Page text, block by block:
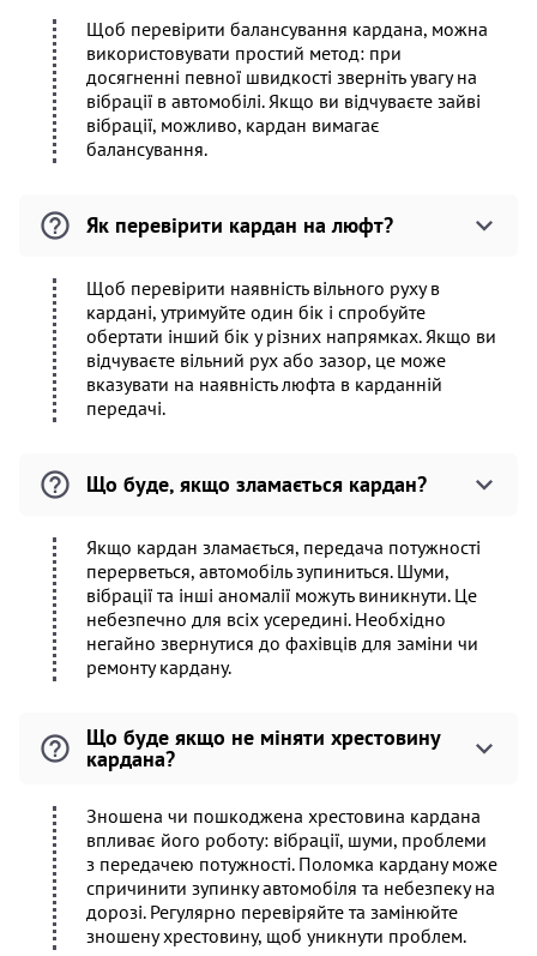
Щоб перевірити балансування кардана, можна
використовувати простий метод: при
досягненні певної швидкості зверніть увагу на
вібрації в автомобілі. Якщо ви відчуваєте зайві
вібрації, можливо, кардан вимагає
балансування.
Як перевірити кардан на люфт?
Щоб перевірити наявність вільного руху в
кардані, утримуйте один бік і спробуйте
обертати інший бік у різних напрямках. Якщо ви
відчуваєте вільний рух або зазор, це може
вказувати на наявність люфта в карданній
передачі.
Що буде, якщо зламається кардан?
Якщо кардан зламається, передача потужності
перерветься, автомобіль зупиниться. Шуми,
вібрації та інші аномалії можуть виникнути. Це
небезпечно для всіх усередині. Необхідно
негайно звернутися до фахівців для заміни чи
ремонту кардану.
Що буде якщо не міняти хрестовину
кардана?
Зношена чи пошкоджена хрестовина кардана
впливає його роботу: вібрації, шуми, проблеми
з передачею потужності. Поломка кардану може
спричинити зупинку автомобіля та небезпеку на
дорозі. Регулярно перевіряйте та замінюйте
зношену хрестовину, щоб уникнути проблем.